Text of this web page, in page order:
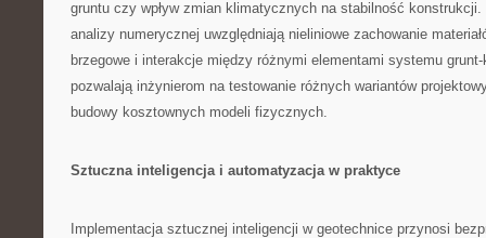
gruntu czy wpływ zmian klimatycznych na stabilność konstrukcji.
analizy numerycznej uwzględniają nieliniowe zachowanie
brzegowe i interakcje między różnymi elementami systemu
pozwalają inżynierom na testowanie różnych wariantów
budowy kosztownych modeli fizycznych.
Sztuczna inteligencja i automatyzacja w praktyce
Implementacja sztucznej inteligencji w geotechnice przynosi